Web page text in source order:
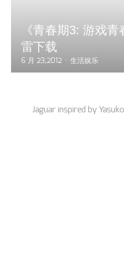
《青春期3: 游戏
雷下载
6 月 23,2012 生活娱乐
Jaguar inspired by Yasuko